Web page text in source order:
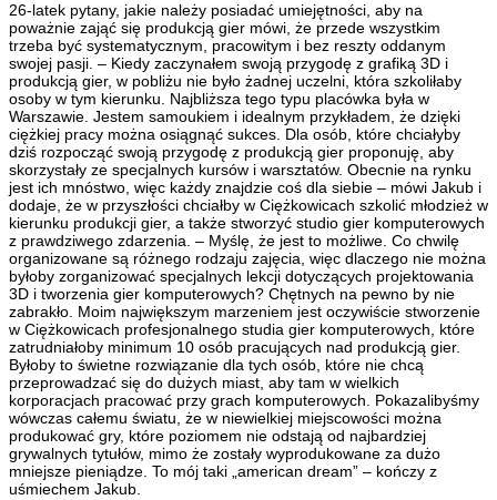
26-latek pytany, jakie należy posiadać umiejętności, aby na
poważnie zająć się produkcją gier mówi, że przede wszystkim
trzeba być systematycznym, pracowitym i bez reszty oddanym
swojej pasji. – Kiedy zaczynałem swoją przygodę z grafiką 3D i
produkcją gier, w pobliżu nie było żadnej uczelni, która szkoliłaby
osoby w tym kierunku. Najbliższa tego typu placówka była w
Warszawie. Jestem samoukiem i idealnym przykładem, że dzięki
ciężkiej pracy można osiągnąć sukces. Dla osób, które chciałyby
dziś rozpocząć swoją przygodę z produkcją gier proponuję, aby
skorzystały ze specjalnych kursów i warsztatów. Obecnie na rynku
jest ich mnóstwo, więc każdy znajdzie coś dla siebie – mówi Jakub i
dodaje, że w przyszłości chciałby w Ciężkowicach szkolić młodzież w
kierunku produkcji gier, a także stworzyć studio gier komputerowych
z prawdziwego zdarzenia. – Myślę, że jest to możliwe. Co chwilę
organizowane są różnego rodzaju zajęcia, więc dlaczego nie można
byłoby zorganizować specjalnych lekcji dotyczących projektowania
3D i tworzenia gier komputerowych? Chętnych na pewno by nie
zabrakło. Moim największym marzeniem jest oczywiście stworzenie
w Ciężkowicach profesjonalnego studia gier komputerowych, które
zatrudniałoby minimum 10 osób pracujących nad produkcją gier.
Byłoby to świetne rozwiązanie dla tych osób, które nie chcą
przeprowadzać się do dużych miast, aby tam w wielkich
korporacjach pracować przy grach komputerowych. Pokazalibyśmy
wówczas całemu światu, że w niewielkiej miejscowości można
produkować gry, które poziomem nie odstają od najbardziej
grywalnych tytułów, mimo że zostały wyprodukowane za dużo
mniejsze pieniądze. To mój taki „american dream” – kończy z
uśmiechem Jakub.